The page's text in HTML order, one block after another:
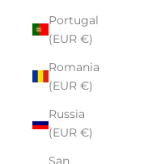
Portugal
(EUR €)
Romania
(EUR €)
Russia
(EUR €)
San